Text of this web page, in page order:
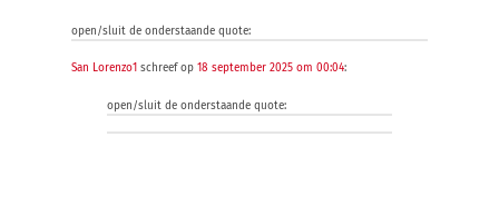
open/sluit de onderstaande quote:
San Lorenzo1 schreef op 18 september 2025 om 00:04:
open/sluit de onderstaande quote: